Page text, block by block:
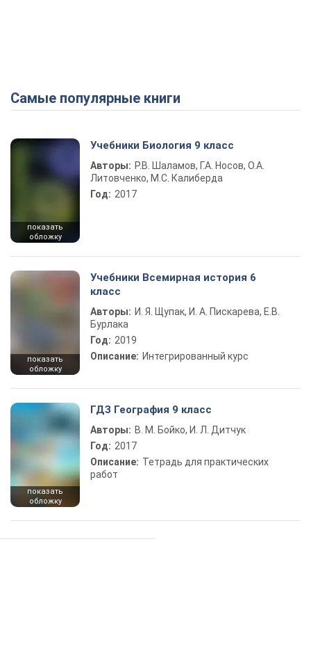
Самые популярные книги
показать
обложку
Учебники Биология 9 класс
Авторы: Р.В. Шаламов, Г.А. Носов, О.А.
Литовченко, М.С. Калиберда
Год: 2017
показать
обложку
Учебники Всемирная история 6
класс
Авторы: И. Я. Щупак, И. А. Пискарева, Е.В.
Бурлака
Год: 2019
Описание: Интегрированный курс
показать
обложку
ГДЗ География 9 класс
Авторы: В. М. Бойко, И. Л. Дитчук
Год: 2017
Описание: Тетрадь для практических
работ